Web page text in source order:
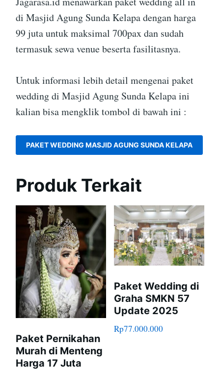
di Masjid Agung Sunda Kelapa dengan harga
99 juta untuk maksimal 700pax dan sudah
termasuk sewa venue beserta fasilitasnya.
Untuk informasi lebih detail mengenai paket
wedding di Masjid Agung Sunda Kelapa ini
kalian bisa mengklik tombol di bawah ini :
PAKET WEDDING MASJID AGUNG SUNDA KELAPA
Produk Terkait
Paket Pernikahan
Murah di Menteng
Harga 17 Juta
Paket Wedding di
Graha SMKN 57
Update 2025
Rp77.000.000